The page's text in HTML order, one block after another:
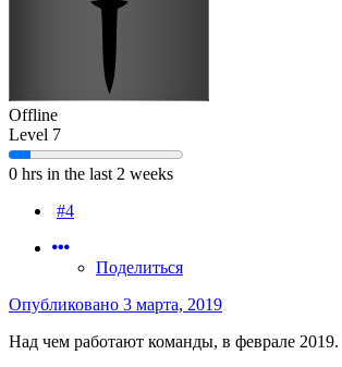
Offline
Level 7
0 hrs in the last 2 weeks
#4
Поделиться
Опубликовано 3 марта, 2019
Над чем работают команды, в феврале 2019.